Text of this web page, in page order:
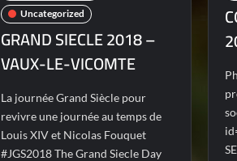
Uncategorized
GRAND SIECLE 2018 –
VAUX-LE-VICOMTE
La journée Grand Siècle pour
revivre une journée au temps de
Louis XIV et Nicolas Fouquet
#JGS2018 The Grand Siecle Day